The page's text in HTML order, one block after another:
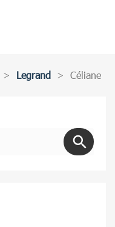
Legrand Céliane